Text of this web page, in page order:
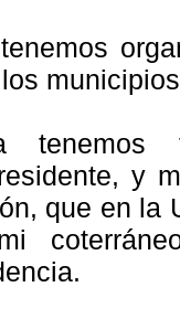
tenemos
y
que en la